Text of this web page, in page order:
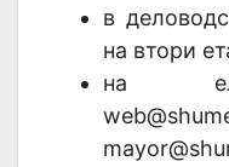
в
на втори
на